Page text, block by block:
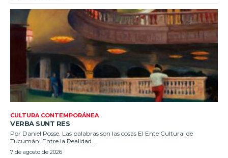
CULTURA CONTEMPORÁNEA
VERBA SUNT RES
Por Daniel Posse. Las palabras son las cosas El Ente Cultural de
Tucumán: Entre la Realidad...
7 de agosto de 2026